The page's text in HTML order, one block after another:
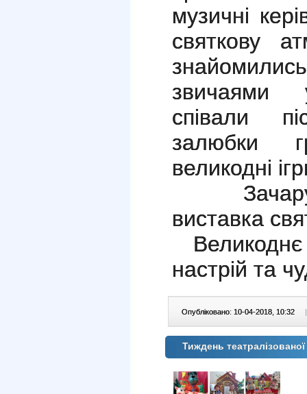
музичні
святкову
звичаями
співали
залюбки
великодні
виставка
Великоднє
настрій та
Опубліковано: 10-04-2018, 10:32 |
Тиждень